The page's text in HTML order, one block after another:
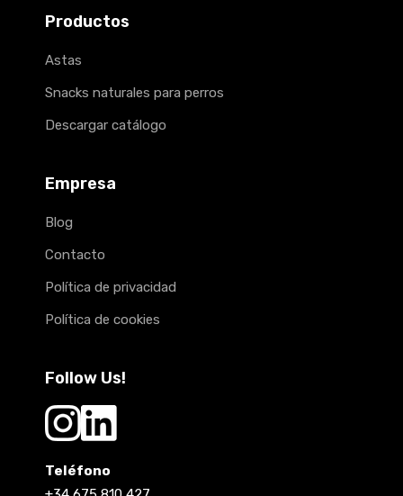
Productos
Astas
Snacks naturales para perros
Descargar catálogo
Empresa
Blog
Contacto
Política de privacidad
Política de cookies
Follow Us!
Teléfono